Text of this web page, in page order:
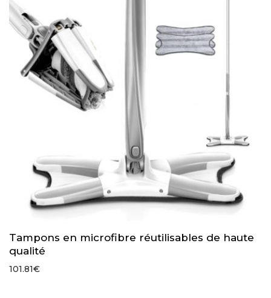
Tampons en microfibre réutilisables de haute
qualité
101.81€